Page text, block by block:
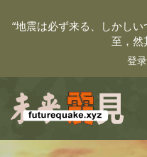
“地震は必ず来る、しかし
至，然
登录